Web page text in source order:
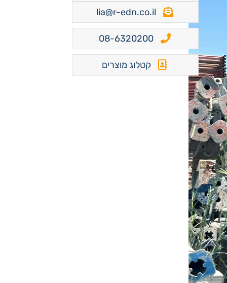
lia@r-edn.co.il
08-6320200
קטלוג מוצרים